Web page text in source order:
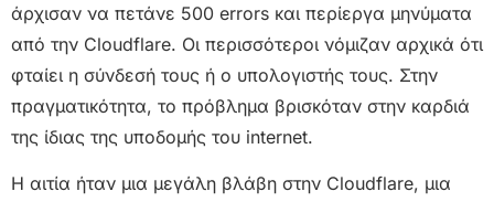
άρχισαν να πετάνε 500 errors και περίεργα μηνύματα
από την Cloudflare. Οι περισσότεροι νόμιζαν αρχικά ότι
φταίει η σύνδεσή τους ή ο υπολογιστής τους. Στην
πραγματικότητα, το πρόβλημα βρισκόταν στην καρδιά
της ίδιας της υποδομής του internet.
Η αιτία ήταν μια μεγάλη βλάβη στην Cloudflare, μια